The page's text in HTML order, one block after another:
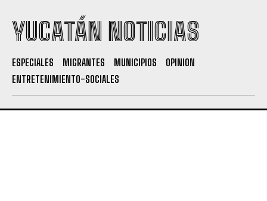
YUCATÁN NOTICIAS
ESPECIALES MIGRANTES MUNICIPIOS
OPINION
ENTRETENIMIENTO-SOCIALES